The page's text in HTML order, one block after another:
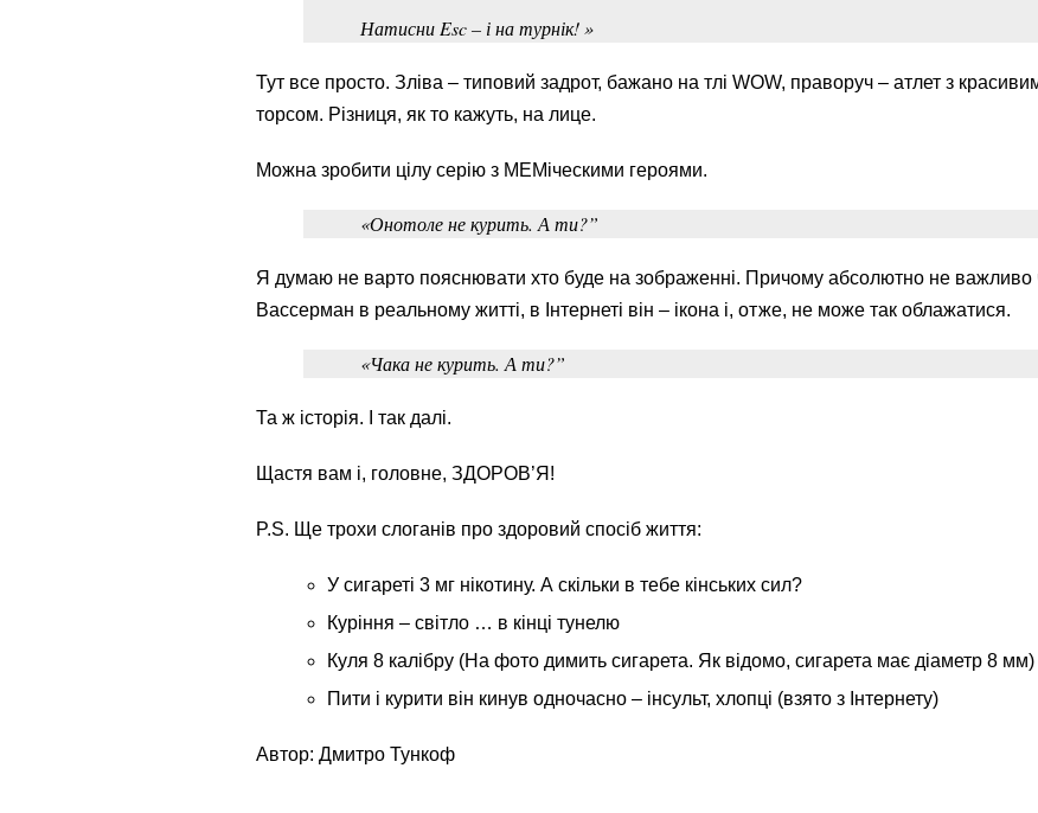
Натисни Esc – і на турнік! »
Тут все просто. Зліва – типовий задрот, бажано на тлі WOW, праворуч – атлет з
торсом. Різниця, як то кажуть, на лице.
Можна зробити цілу серію з МЕМіческими героями.
«Онотоле не курить. А ти?”
Я думаю не варто пояснювати хто буде на зображенні. Причому абсолютно не важливо
Вассерман в реальному житті, в Інтернеті він – ікона і, отже, не може так облажатися.
«Чака не курить. А ти?”
Та ж історія. І так далі.
Щастя вам і, головне, ЗДОРОВ’Я!
P.S. Ще трохи слоганів про здоровий спосіб життя:
У сигареті 3 мг нікотину. А скільки в тебе кінських сил?
Куріння – світло … в кінці тунелю
Куля 8 калібру (На фото димить сигарета. Як відомо, сигарета має діаметр 8 мм)
Пити і курити він кинув одночасно – інсульт, хлопці (взято з Інтернету)
Автор: Дмитро Тункоф